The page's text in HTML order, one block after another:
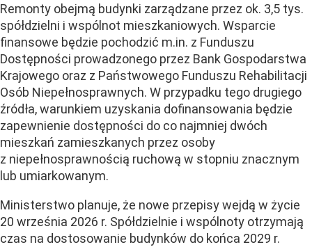
Remonty obejmą budynki zarządzane przez ok. 3,5 tys.
spółdzielni i wspólnot mieszkaniowych. Wsparcie
finansowe będzie pochodzić m.in. z Funduszu
Dostępności prowadzonego przez Bank Gospodarstwa
Krajowego oraz z Państwowego Funduszu Rehabilitacji
Osób Niepełnosprawnych. W przypadku tego drugiego
źródła, warunkiem uzyskania dofinansowania będzie
zapewnienie dostępności do co najmniej dwóch
mieszkań zamieszkanych przez osoby
z niepełnosprawnością ruchową w stopniu znacznym
lub umiarkowanym.
Ministerstwo planuje, że nowe przepisy wejdą w życie
20 września 2026 r. Spółdzielnie i wspólnoty otrzymają
czas na dostosowanie budynków do końca 2029 r.